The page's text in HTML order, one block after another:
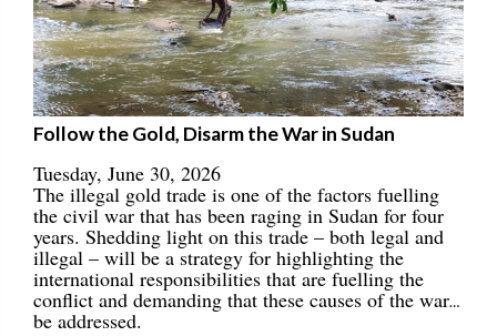
Follow the Gold, Disarm the War in Sudan
Tuesday, June 30, 2026
The illegal gold trade is one of the factors fuelling
the civil war that has been raging in Sudan for four
years. Shedding light on this trade – both legal and
illegal – will be a strategy for highlighting the
international responsibilities that are fuelling the
conflict and demanding that these causes of the war
be addressed.